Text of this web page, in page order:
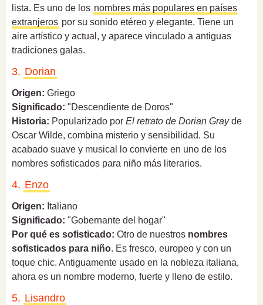
lista. Es uno de los nombres más populares en países
extranjeros por su sonido etéreo y elegante. Tiene un
aire artístico y actual, y aparece vinculado a antiguas
tradiciones galas.
3. Dorian
Origen: Griego
Significado: "Descendiente de Doros"
Historia: Popularizado por El retrato de Dorian Grayde
Oscar Wilde, combina misterio y sensibilidad. Su
acabado suave y musical lo convierte en uno de los
nombres sofisticados para niño más literarios.
4. Enzo
Origen: Italiano
Significado: "Gobernante del hogar"
Por qué es sofisticado: Otro de nuestros nombres
sofisticados para niño. Es fresco, europeo y con un
toque chic. Antiguamente usado en la nobleza italiana,
ahora es un nombre moderno, fuerte y lleno de estilo.
5. Lisandro